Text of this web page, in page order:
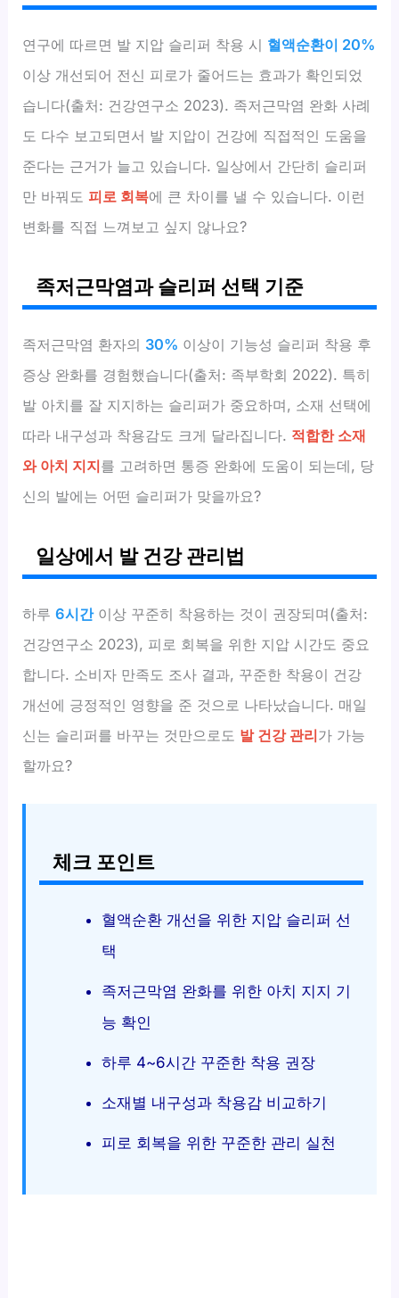
연구에 따르면 발 지압 슬리퍼 착용 시 혈액순환이 20%
이상 개선되어 전신 피로가 줄어드는 효과가 확인되었
습니다(출처: 건강연구소 2023). 족저근막염 완화 사례
도 다수 보고되면서 발 지압이 건강에 직접적인 도움을
준다는 근거가 늘고 있습니다. 일상에서 간단히 슬리퍼
만 바꿔도피로 회복에 큰 차이를 낼 수 있습니다. 이런
변화를 직접 느껴보고 싶지 않나요?
족저근막염과 슬리퍼 선택 기준
족저근막염 환자의 30% 이상이 기능성 슬리퍼 착용 후
증상 완화를 경험했습니다(출처: 족부학회 2022). 특히
발 아치를 잘 지지하는 슬리퍼가 중요하며, 소재 선택에
따라 내구성과 착용감도 크게 달라집니다. 적합한 소재
와 아치 지지를 고려하면 통증 완화에 도움이 되는데, 당
신의 발에는 어떤 슬리퍼가 맞을까요?
일상에서 발 건강 관리법
하루6시간이상 꾸준히 착용하는 것이 권장되며(출처:
건강연구소 2023), 피로 회복을 위한 지압 시간도 중요
합니다. 소비자 만족도 조사 결과, 꾸준한 착용이 건강
개선에 긍정적인 영향을 준 것으로 나타났습니다. 매일
신는 슬리퍼를 바꾸는 것만으로도 발 건강 관리가 가능
할까요?
체크 포인트
혈액순환 개선을 위한 지압 슬리퍼 선
택
족저근막염 완화를 위한 아치 지지 기
능 확인
하루 4~6시간 꾸준한 착용 권장
소재별 내구성과 착용감 비교하기
피로 회복을 위한 꾸준한 관리 실천